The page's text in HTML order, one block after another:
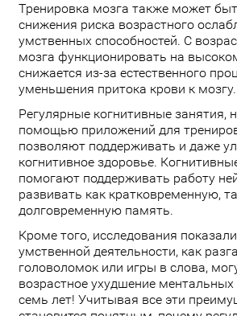
Тренировка мозга также может
снижения риска возрастного
умственных способностей. С
мозга функционировать на
снижается из-за естественного
уменьшения притока крови к
Регулярные когнитивные занятия,
помощью приложений для
позволяют поддерживать и даже
когнитивное здоровье.
помогают поддерживать работу
развивать как кратковременную,
долговременную память.
Кроме того, исследования
умственной деятельности, как
головоломок или игры в слова,
возрастное ухудшение ментальных
семь лет! Учитывая все эти